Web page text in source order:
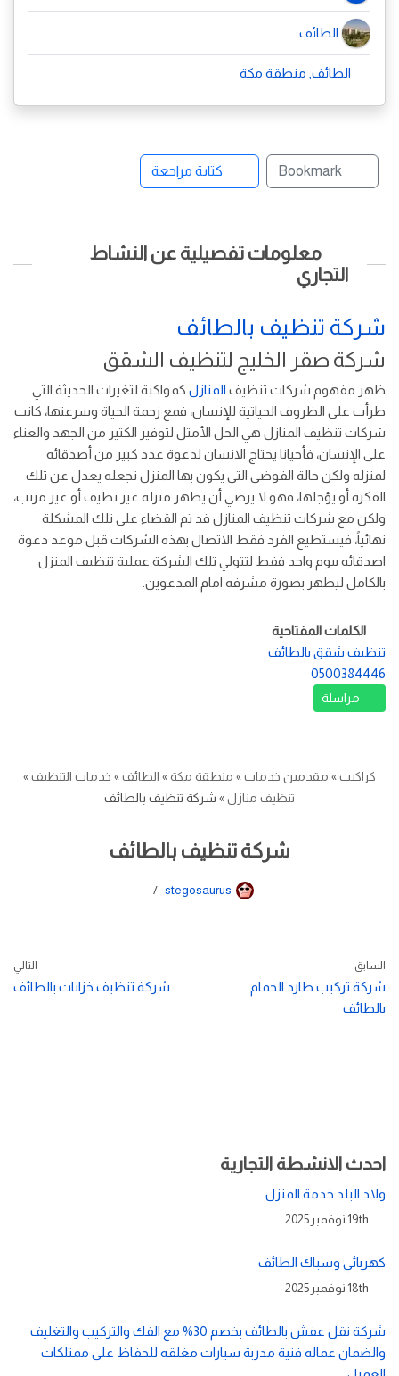
الطائف
الطائف, منطقة مكة
Bookmark كتابة مراجعة
معلومات تفصيلية عن النشاط
التجاري
شركة تنظيف بالطائف
شركة صقر الخليج لتنظيف الشقق
ظهر مفهوم شركات تنظيف المنازل كمواكبة لتغيرات الحديثة التي
طرأت على الظروف الحياتية للإنسان، فمع زحمة الحياة وسرعتها، كانت
شركات تنظيف المنازل هي الحل الأمثل لتوفير الكثير من الجهد والعناء
على الإنسان، فأحيانا يحتاج الانسان لدعوة عدد كبير من أصدقائه
لمنزله ولكن حالة الفوضى التي يكون بها المنزل تجعله يعدل عن تلك
الفكرة أو يؤجلها، فهو لا يرضي أن يظهر منزله غير نظيف أو غير مرتب،
ولكن مع شركات تنظيف المنازل قد تم القضاء على تلك المشكلة
نهائياً، فيستطيع الفرد فقط الاتصال بهذه الشركات قبل موعد دعوة
اصدقائه بيوم واحد فقط لتتولي تلك الشركة عملية تنظيف المنزل
بالكامل ليظهر بصورة مشرفه امام المدعوين.
الكلمات المفتاحية
تنظيف شقق بالطائف
0500384446
مراسلة
كراكيب» مقدمين خدمات» منطقة مكة» الطائف» خدمات التنظيف»
تنظيف منازل» شركة تنظيف بالطائف
شركة تنظيف بالطائف
stegosaurus
السابق
شركة تركيب طارد الحمام
بالطائف
التالي
شركة تنظيف خزانات بالطائف
احدث الانشطة التجارية
ولاد البلد خدمة المنزل
19th نوفمبر 2025
كهربائي وسباك الطائف
18th نوفمبر 2025
شركة نقل عفش بالطائف بخصم 30% مع الفك والتركيب والتغليف
والضمان عماله فنية مدربة سيارات مغلقه للحفاظ على ممتلكات